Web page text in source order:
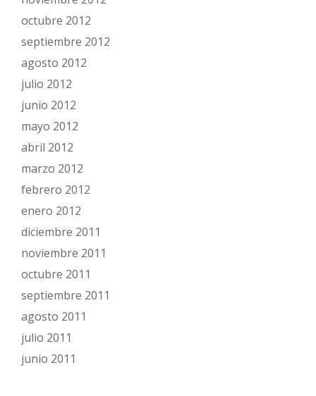
octubre 2012
septiembre 2012
agosto 2012
julio 2012
junio 2012
mayo 2012
abril 2012
marzo 2012
febrero 2012
enero 2012
diciembre 2011
noviembre 2011
octubre 2011
septiembre 2011
agosto 2011
julio 2011
junio 2011